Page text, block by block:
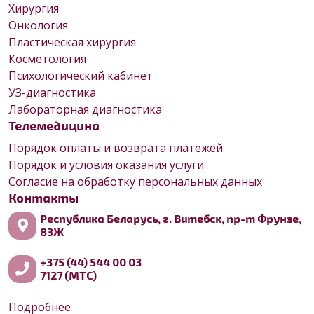
Хирургия
Онкология
Пластическая хирургия
Косметология
Психологический кабинет
УЗ-диагностика
Лабораторная диагностика
Телемедицина
Порядок оплаты и возврата платежей
Порядок и условия оказания услуги
Согласие на обработку персональных данных
Контакты
Республика Беларусь, г. Витебск, пр-т Фрунзе,
83Ж
+375 (44) 544 00 03
7127 (МТС)
Подробнее